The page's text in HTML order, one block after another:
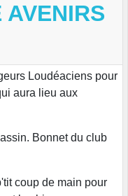
AVENIRS
Loudéaciens pour
aura lieu aux
Bonnet du club
coup de main pour